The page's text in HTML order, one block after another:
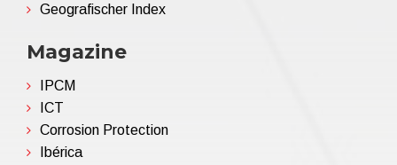
Geografischer Index
Magazine
IPCM
ICT
Corrosion Protection
Ibérica